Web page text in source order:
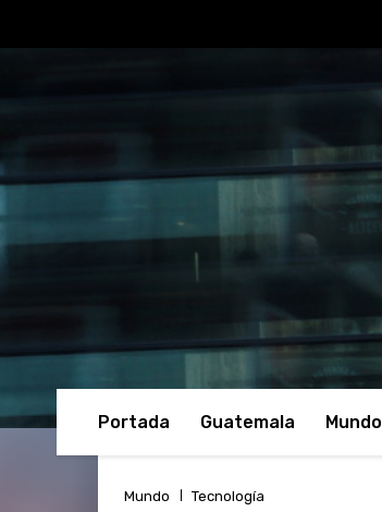
Portada Guatemala Mundo
Mundo Tecnología